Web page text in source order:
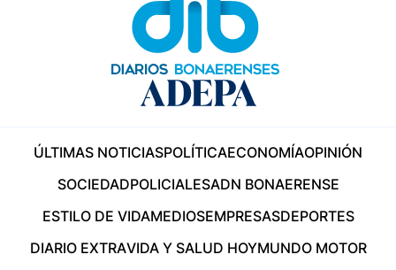
ÚLTIMAS NOTICIASPOLÍTICAECONOMÍAOPINIÓN
SOCIEDADPOLICIALESADN BONAERENSE
ESTILO DE VIDAMEDIOSEMPRESASDEPORTES
DIARIO EXTRAVIDA Y SALUD HOYMUNDO MOTOR